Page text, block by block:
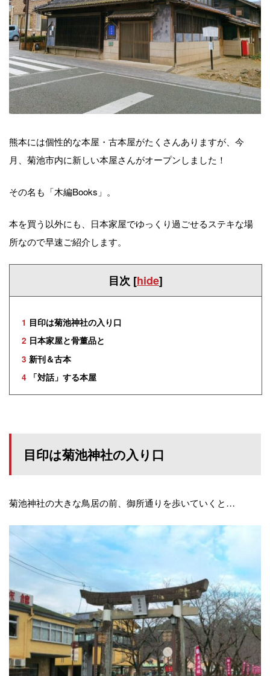
熊本には個性的な本屋・古本屋がたくさんありますが、今
月、菊池市内に新しい本屋さんがオープンしました！
その名も「木編Books」。
本を買う以外にも、日本家屋でゆっくり過ごせるステキな場
所なので早速ご紹介します。
目次 [hide]
1 目印は菊池神社の入り口
2 日本家屋と骨董品と
3 新刊＆古本
4 「対話」する本屋
目印は菊池神社の入り口
菊池神社の大きな鳥居の前、御所通りを歩いていくと…